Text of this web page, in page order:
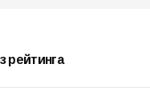
рейтинга